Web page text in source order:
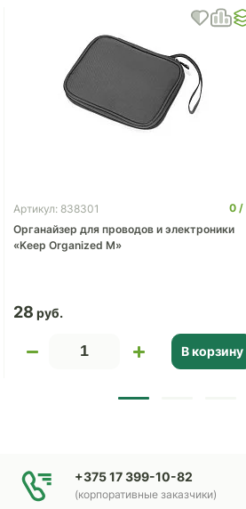
Артикул: 838301 0
Органайзер для проводов и электроники
«Keep Organized M»
28
В корзину
+375 17 399-10-82
(корпоративные заказчики)